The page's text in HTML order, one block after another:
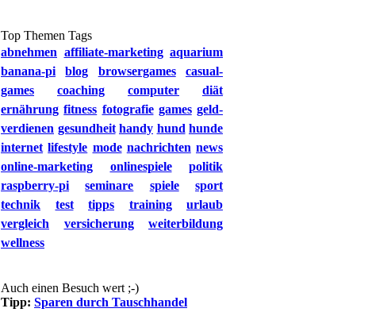
Top Themen Tags
abnehmen affiliate-marketing aquarium
banana-pi
blog browsergames
casual-
games
coaching computer
diät
ernährung fitness fotografie games geld-
verdienen gesundheit handy hund hunde
internet lifestyle mode nachrichten news
online-marketing
onlinespiele
politik
raspberry-pi
seminare spiele
sport
technik
test tipps training
urlaub
vergleich
versicherung
weiterbildung
wellness
Auch einen Besuch wert ;-)
Tipp: Sparen durch Tauschhandel